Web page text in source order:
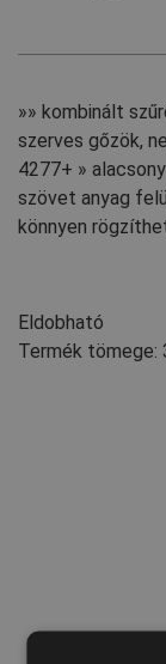
»» kombinált
szerves gőzök,
4277+ »
szövet anyag
könnyen
Eldobható
Termék tömege: